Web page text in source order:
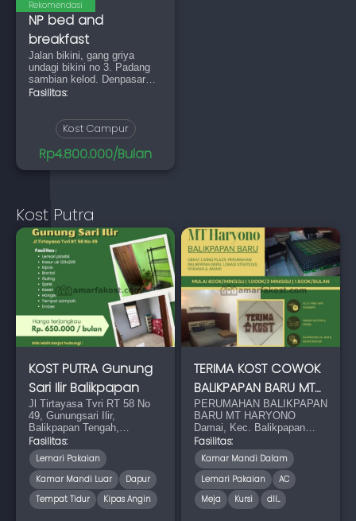
Rekomendasi
NP bed and
breakfast
Jalan bikini, gang griya
undagi bikini no 3. Padang
sambian kelod. Denpasar
barat
Fasilitas:
Kost Campur
Rp4.800.000/Bulan
Kost Putra
KOST PUTRA Gunung
Sari Ilir Balikpapan
Jl Tirtayasa Tvri RT 58 No
49, Gunungsari Ilir,
Balikpapan Tengah,
Balikpapan City, East
Kalimantan 76113
Fasilitas:
Lemari Pakaian
Kamar Mandi Luar
Dapur
Tempat Tidur
Kipas Angin
TERIMA KOST COWOK
BALIKPAPAN BARU MT
HARYONO
PERUMAHAN BALIKPAPAN
BARU MT HARYONO
Damai, Kec. Balikpapan
Kota, Kota Balikpapan,
Kalimantan Timur 76114
Fasilitas:
Kamar Mandi Dalam
Lemari Pakaian
AC
Meja
Kursi dll...